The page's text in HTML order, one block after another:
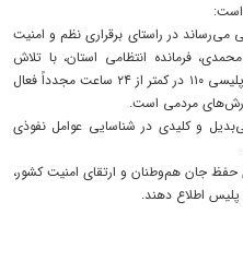
است:
می‌رساند در راستای برقراری نظم و امنیت
فرمانده انتظامی استان، با تلاش
شبانه‌روزی متخصصان فنی، مرکز فوریت‌های پلیسی ۱۱۰ در کمتر از ۲۴ ساعت مجدداً فعال
مردمی است.
و کلیدی در شناسایی عوامل نفوذی
حفظ جان هم‌وطنان و ارتقای امنیت کشور،